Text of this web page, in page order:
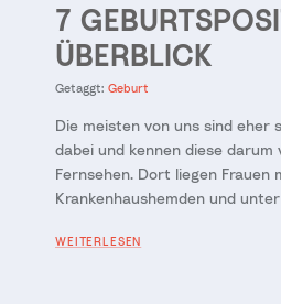
7
ÜBERBLICK
Getaggt: Geburt
Die meisten von uns sind eher
dabei und kennen diese darum
Fernsehen. Dort liegen Frauen
Krankenhaushemden und
WEITERLESEN